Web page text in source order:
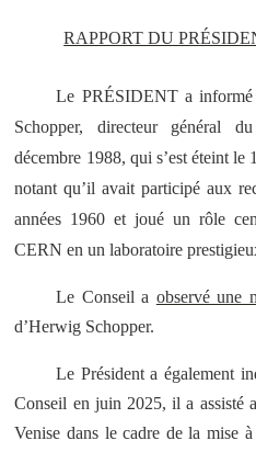
RAPPORT DU
Le PRÉSIDENT a
Schopper, directeur général
décembre 1988, qui s’est éteint le
notant qu’il avait participé aux
années 1960 et joué un rôle
CERN en un laboratoire
Le Conseil a observé une
d’Herwig Schopper.
Le Président a également
Conseil en juin 2025, il a assisté
Venise dans le cadre de la mise